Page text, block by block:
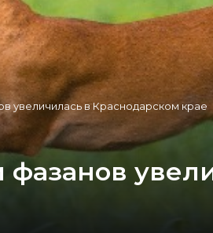
увеличилась в Краснодарском крае
фазанов